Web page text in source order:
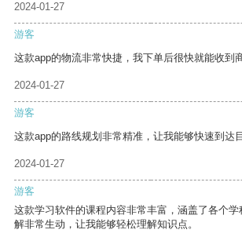
2024-01-27
游客
这款app的物流非常快捷，我下单后很快就能收到商
2024-01-27
游客
这款app的路线规划非常精准，让我能够快速到达
2024-01-27
游客
这款学习软件的课程内容非常丰富，涵盖了各个
解非常生动，让我能够轻松理解知识点。